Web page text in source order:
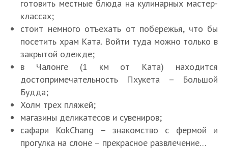
готовить местные блюда на кулинарных мастер-
классах;
стоит немного отъехать от побережья, что бы
посетить храм Ката. Войти туда можно только в
закрытой одежде;
в Чалонге (1 км от Ката) находится
достопримечательность Пхукета – Большой
Будда;
Холм трех пляжей;
магазины деликатесов и сувениров;
сафари KokChang – знакомство с фермой и
прогулка на слоне – прекрасное развлечение…